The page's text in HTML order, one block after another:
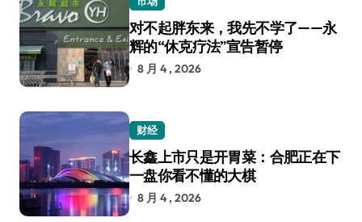
对不起胖东来，我先不学了——永
辉的“休克疗法”宣告暂停
8 月 4 , 2026
财经
长鑫上市只是开胃菜：合肥正在下
一盘你看不懂的大棋
8 月 4 , 2026